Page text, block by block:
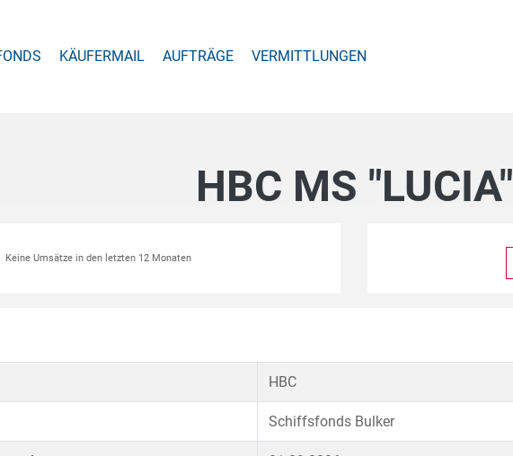
KÄUFERMAIL AUFTRÄGE VERMITTLUNGEN
HBC MS "LUCIA"
Keine Umsätze in den letzten 12 Monaten
HBC
Schiffsfonds Bulker